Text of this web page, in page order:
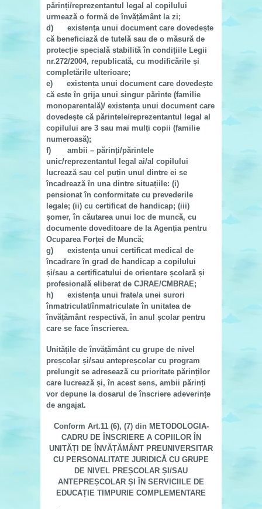
părinți/reprezentantul legal al copilului
urmează o formă de învățământ la zi;
d) existența unui document care dovedește
că beneficiază de tutelă sau de o măsură de
protecție specială stabilită în condițiile Legii
nr.272/2004, republicată, cu modificările și
completările ulterioare;
e) existența unui document care dovedește
că este în grija unui singur părinte (familie
monoparentală)/ existența unui document care
dovedește că părintele/reprezentantul legal al
copilului are 3 sau mai mulți copii (familie
numeroasă);
f) ambii – părinți/părintele
unic/reprezentantul legal ai/al copilului
lucrează sau cel puțin unul dintre ei se
încadrează în una dintre situațiile: (i)
pensionat în conformitate cu prevederile
legale; (ii) cu certificat de handicap; (iii)
șomer, în căutarea unui loc de muncă, cu
documente doveditoare de la Agenția pentru
Ocuparea Forței de Muncă;
g) existența unui certificat medical de
încadrare în grad de handicap a copilului
și/sau a certificatului de orientare școlară și
profesională eliberat de CJRAE/CMBRAE;
h) existența unui frate/a unei surori
înmatriculat/înmatriculate în unitatea de
învățământ respectivă, în anul școlar pentru
care se face înscrierea.
Unitățile de învățământ cu grupe de nivel
preșcolar și/sau antepreșcolar cu program
prelungit se adresează cu prioritate părinților
care lucreazăși, în acest sens, ambii părinți
vor depune la dosarul de înscriere adeverințe
de angajat.
Conform Art.11 (6), (7) din METODOLOGIA-
CADRU DE ÎNSCRIERE A COPIILOR ÎN
UNITĂȚI DE ÎNVĂȚĂMÂNT PREUNIVERSITAR
CU PERSONALITATE JURIDICĂ CU GRUPE
DE NIVEL PREȘCOLAR ȘI/SAU
ANTEPREȘCOLAR ȘI ÎN SERVICIILE DE
EDUCAȚIE TIMPURIE COMPLEMENTARE